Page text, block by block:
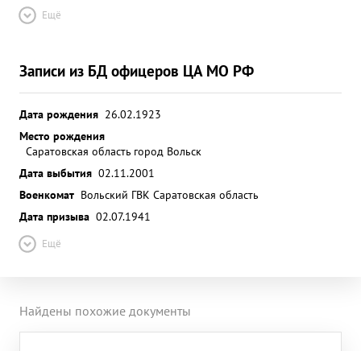
штурмовой авиации, пра правильному взаимодей
Ещё
Записи из БД офицеров ЦА МО РФ
Дата рождения 26.02.1923
Место рождения
Саратовская область город Вольск
Дата выбытия 02.11.2001
Военкомат Вольский ГВК Саратовская область
Дата призыва 02.07.1941
Ещё
Найдены похожие документы